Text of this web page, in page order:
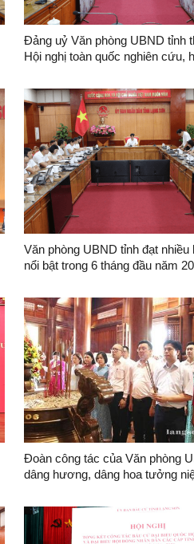
Đảng uỷ Văn phòng UBND tỉnh
Hội nghị toàn quốc nghiên cứu,
quyết số 10-NQ/TW của Bộ
phát triển kinh tế có vốn đầu tư
ngoài
Văn phòng UBND tỉnh đạt nhiều
nổi bật trong 6 tháng đầu năm
Đoàn công tác của Văn phòng
dâng hương, dâng hoa tưởng
năm Ngày sinh nhật Bác